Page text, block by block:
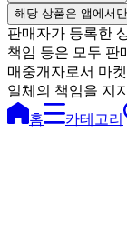
해당 상품은 앱에서
판매자가 등록한
책임 등은 모두 판
매중개자로서 마
일체의 책임을 지
홈
카테고리